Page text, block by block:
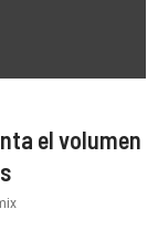
el volumen